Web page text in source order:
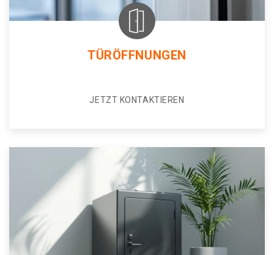
TÜRÖFFNUNGEN
JETZT KONTAKTIEREN